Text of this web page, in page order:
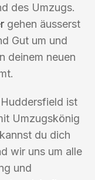
des Umzugs.
gehen äusserst
Gut um und
deinem neuen
ist
Umzugskönig
du dich
wir uns um alle
und